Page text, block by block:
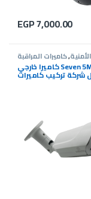
EGP7,000.00
,كاميرات المراقبة
كاميرا خارجي Seven 5MP من
شركة تركيب كاميرات
مراقبة |Seven Cameras